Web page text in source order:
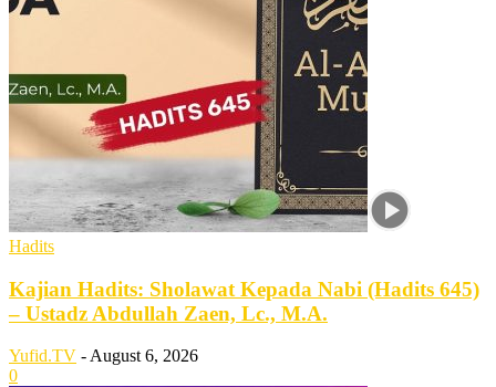
Hadits
Kajian Hadits: Sholawat Kepada Nabi (Hadits 645)
– Ustadz Abdullah Zaen, Lc., M.A.
Yufid.TV - August 6, 2026
0